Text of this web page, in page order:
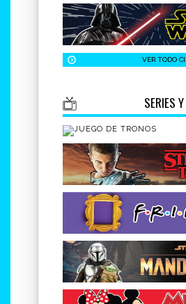
VER TODO
SERIES
Geek Atmosphere Castellón
600 37 07 69
Geek Atmosphere C.C.
xxx xx xx xx
xxx xx xx xx
Geek Atmosphere C.C.
xxx xx xx xx
Geek Atmosphere C.C. La Fira
665 88 08 80
Geek Atmosphere C.C. Parc
665 88 11 55
Geek Atmosphere C.C.
658 75 44 44
Geek Atmosphere C.C. La